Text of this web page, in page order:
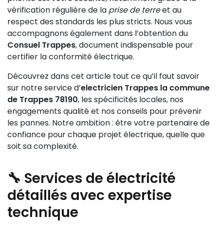
vérification régulière de la prise de terreet au
respect des standards les plus stricts. Nous vous
accompagnons également dans l’obtention du
Consuel Trappes, document indispensable pour
certifier la conformité électrique.
Découvrez dans cet article tout ce qu’il faut savoir
sur notre service d’electricien Trappes la commune
de Trappes 78190, les spécificités locales, nos
engagements qualité et nos conseils pour prévenir
les pannes. Notre ambition : être votre partenaire de
confiance pour chaque projet électrique, quelle que
soit sa complexité.
🔧 Services de électricité
détaillés avec expertise
technique